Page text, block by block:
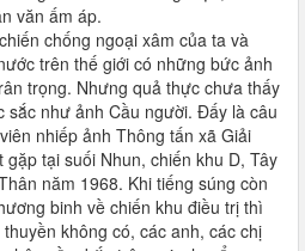
văn ấm áp.
chống ngoại xâm của ta và
trên thế giới có những bức ảnh
trọng. Nhưng quả thực chưa thấy
sắc như ảnh Cầu người. Đấy là câu
nhiếp ảnh Thông tấn xã Giải
tại suối Nhun, chiến khu D, Tây
năm 1968. Khi tiếng súng còn
binh về chiến khu điều trị thì
không có, các anh, các chị